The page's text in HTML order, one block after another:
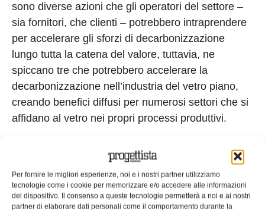
Per fornire le migliori esperienze, noi e i nostri partner utilizziamo
tecnologie come i cookie per memorizzare e/o accedere alle informazioni
del dispositivo. Il consenso a queste tecnologie permetterà a noi e ai nostri
partner di elaborare dati personali come il comportamento durante la
sono diverse azioni che gli operatori del settore –
sia fornitori, che clienti – potrebbero intraprendere
per accelerare gli sforzi di decarbonizzazione
lungo tutta la catena del valore, tuttavia, ne
spiccano tre che potrebbero accelerare la
decarbonizzazione nell’industria del vetro piano,
creando benefici diffusi per numerosi settori che si
affidano al vetro nei propri processi produttivi.
La prima è quella di creare nuove catene di valore
per ilvetro riciclato. Secondo uno studio
McKinsey, oltre l’80% del vetro piano in Europa